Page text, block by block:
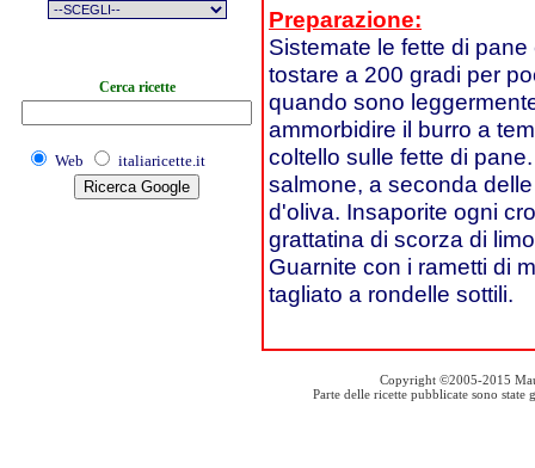
Cerca ricette
Web italiaricette.it
Preparazione:
Sistemate le fette di
tostare a 200 gradi per
quando sono
ammorbidire il burro a
coltello sulle fette di
salmone, a seconda
d'oliva. Insaporite ogni
grattatina di scorza di
Guarnite con i rametti di
tagliato a rondelle sottili.
Copyright ©2005-2015
Parte delle ricette pubblicate sono state